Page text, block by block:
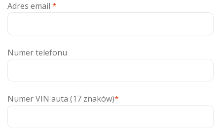
Adres email *
Numer telefonu
Numer VIN auta (17 znaków)*